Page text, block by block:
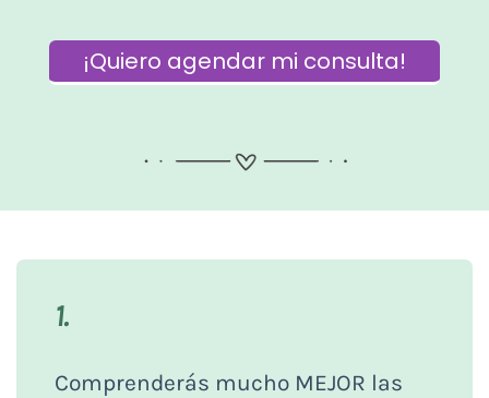
¡Quiero agendar mi consulta!
1.
Comprenderás mucho MEJOR las